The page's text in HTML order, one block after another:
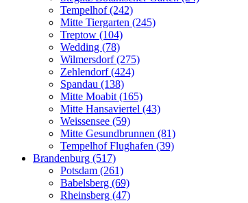
Tempelhof (242)
Mitte Tiergarten (245)
Treptow (104)
Wedding (78)
Wilmersdorf (275)
Zehlendorf (424)
Spandau (138)
Mitte Moabit (165)
Mitte Hansaviertel (43)
Weissensee (59)
Mitte Gesundbrunnen (81)
Tempelhof Flughafen (39)
Brandenburg (517)
Potsdam (261)
Babelsberg (69)
Rheinsberg (47)